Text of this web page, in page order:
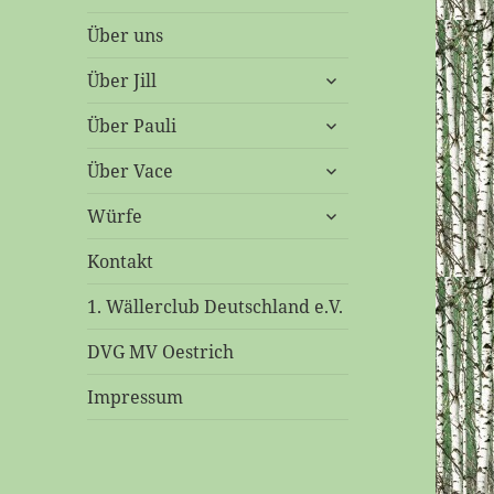
Über uns
Über Jill
untermenü
Über Pauli
untermenü
Über Vace
untermenü
Würfe
untermenü
Kontakt
1. Wällerclub Deutschland e.V.
DVG MV Oestrich
Impressum